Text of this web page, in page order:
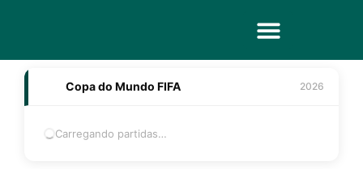
conteúdo
Copa do Mundo FIFA 2026
Carregando partidas…